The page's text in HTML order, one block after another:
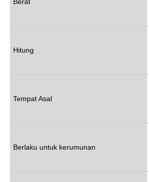
Hitung
Tempat Asal
Berlaku untuk kerumunan